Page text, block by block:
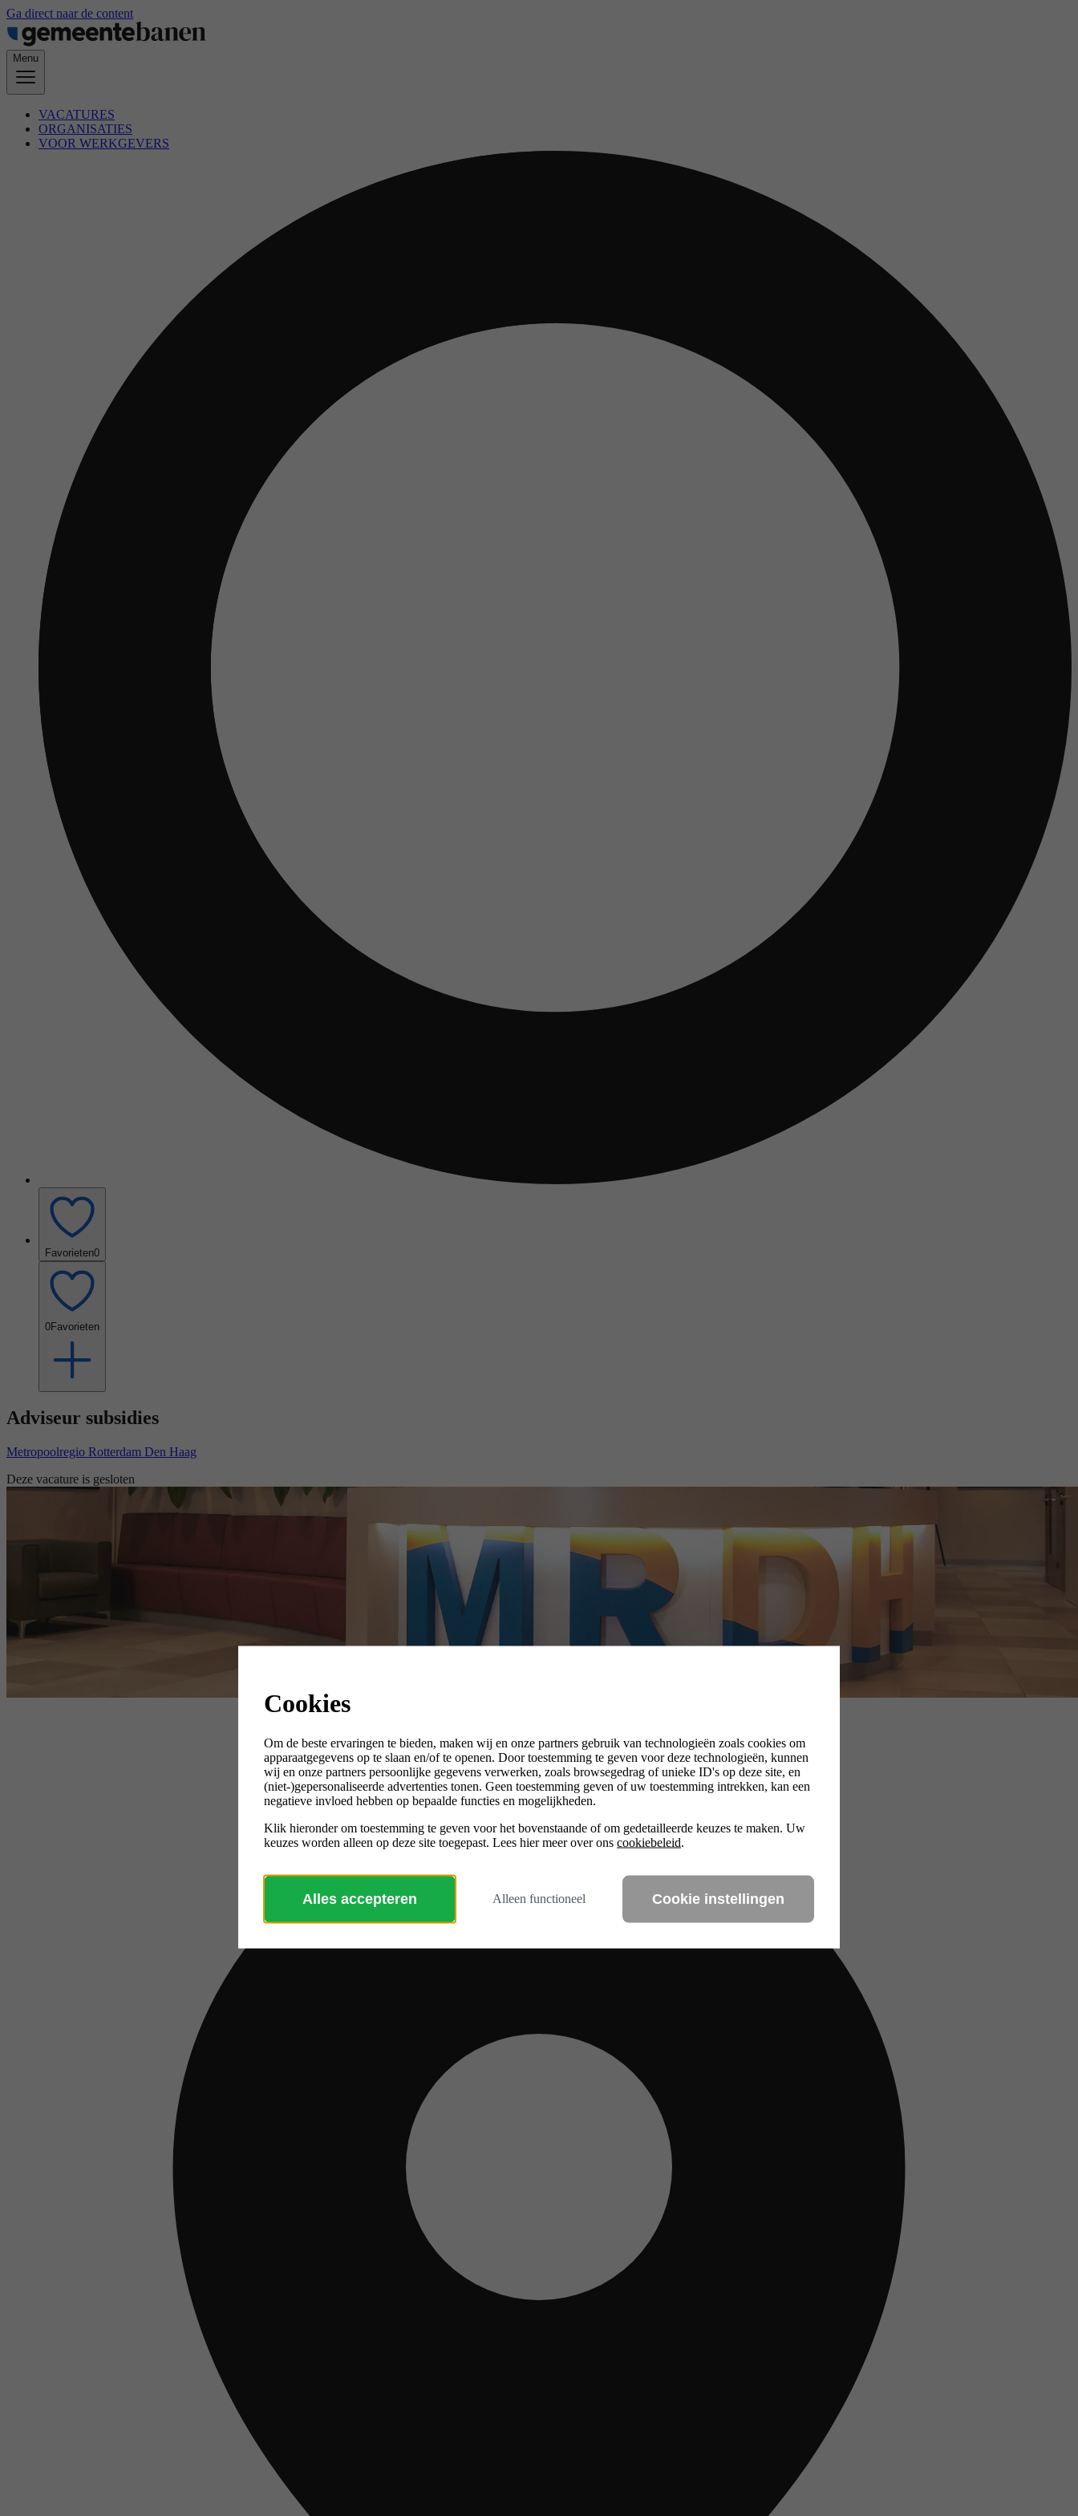
Ga direct naar de content
Menu
VACATURES
ORGANISATIES
VOOR WERKGEVERS
Favorieten0
0Favorieten
Adviseur subsidies
Metropoolregio Rotterdam Den Haag
Deze vacature is gesloten
Cookies
Om de beste ervaringen te bieden, maken wij en onze partners gebruik van technologieën zoals cookies om
apparaatgegevens op te slaan en/of te openen. Door toestemming te geven voor deze technologieën, kunnen
wij en onze partners persoonlijke gegevens verwerken, zoals browsegedrag of unieke ID's op deze site, en
(niet-)gepersonaliseerde advertenties tonen. Geen toestemming geven of uw toestemming intrekken, kan een
negatieve invloed hebben op bepaalde functies en mogelijkheden.
Klik hieronder om toestemming te geven voor het bovenstaande of om gedetailleerde keuzes te maken. Uw
keuzes worden alleen op deze site toegepast. Lees hier meer over ons cookiebeleid.
Alles accepteren Alleen functioneel Cookie instellingen